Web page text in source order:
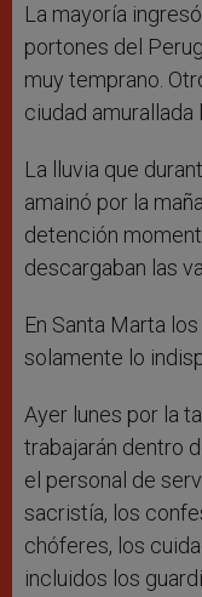
La mayoría
portones del
muy temprano.
ciudad amurallada
La lluvia que
amainó por la
detención
descargaban las
En Santa Marta
solamente lo
Ayer lunes por la
trabajarán dentro
el personal de
sacristía, los
chóferes, los
incluidos los